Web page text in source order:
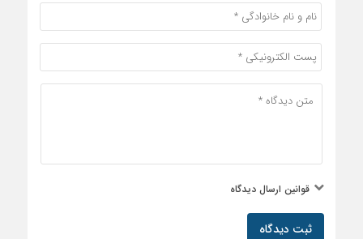
قوانین ارسال دیدگاه
ثبت دیدگاه